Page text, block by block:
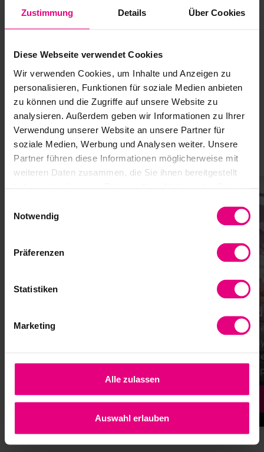
Zustimmung Details Über Cookies
Diese Webseite verwendet Cookies
Wir verwenden Cookies, um Inhalte und Anzeigen zu
personalisieren, Funktionen für soziale Medien anbieten
zu können und die Zugriffe auf unsere Website zu
analysieren. Außerdem geben wir Informationen zu Ihrer
Verwendung unserer Website an unsere Partner für
soziale Medien, Werbung und Analysen weiter. Unsere
Partner führen diese Informationen möglicherweise mit
weiteren Daten zusammen, die Sie ihnen bereitgestellt
Notwendig
Präferenzen
Statistiken
Marketing
Alle zulassen
Auswahl erlauben
UKCA-Information
Branchen
Die Produkte der Harmonic Drive SE stehen für Präzision,
Zuverlässigkeit und höchste Leistungsfähigkeit. Sie finden
in unterschiedlichsten Anwendungen Einsatz – überall
dort, wo exakte Bewegungen, kompakte Bauformen und
langlebige Antriebslösungen gefragt sind.
Kompakte und präzise Antriebe für
Mehr erfahren